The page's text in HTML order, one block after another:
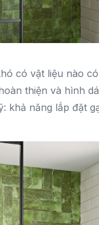
có vật liệu nào
thiện và hình
khả năng lắp đặt